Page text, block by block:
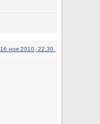
16 ноя 2010, 22:30